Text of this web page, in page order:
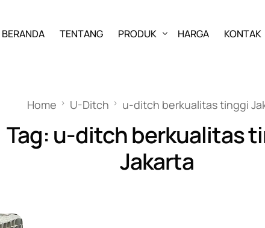
BERANDA TENTANG PRODUK
PAVING BLOCK
GRASS BLOCK
KANSTIN
BUIS BETON
HARGA KONTAK
Home U-Ditch u-ditch berkualitas tinggi
Tag: u-ditch berkualitas
Jakarta